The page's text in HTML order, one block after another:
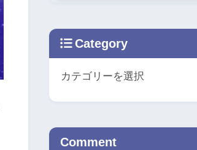
Category
Comment